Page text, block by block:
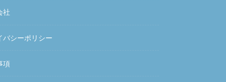
社
バシーポリシー
項